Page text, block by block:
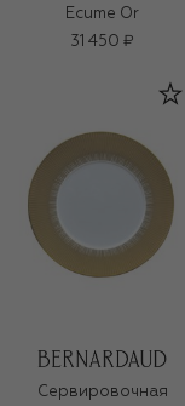
Ecume Or
31 450 ₽
Сервировочная